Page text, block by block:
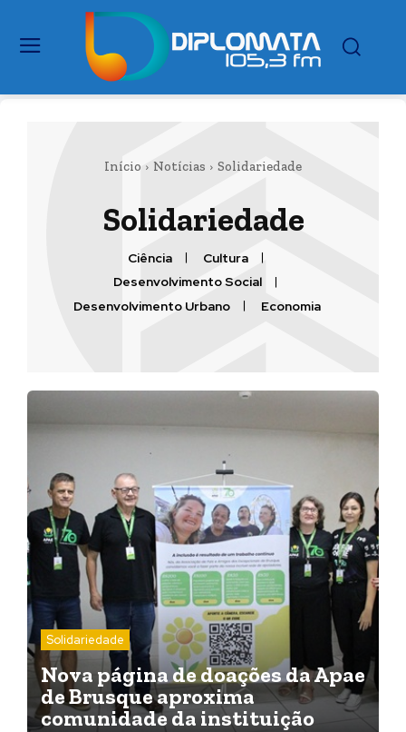
Início Notícias Solidariedade
Solidariedade
Ciência
Cultura
Desenvolvimento Social
Desenvolvimento Urbano
Economia
Solidariedade
Nova página de doações da Apae
de Brusque aproxima
comunidade da instituição